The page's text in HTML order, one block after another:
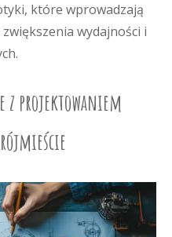
które wprowadzają
wydajności i
z projektowaniem